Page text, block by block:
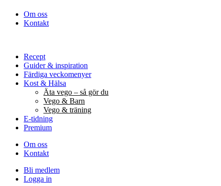
Om oss
Kontakt
Recept
Guider & inspiration
Färdiga veckomenyer
Kost & Hälsa
Äta vego – så gör du
Vego & Barn
Vego & träning
E-tidning
Premium
Om oss
Kontakt
Bli medlem
Logga in